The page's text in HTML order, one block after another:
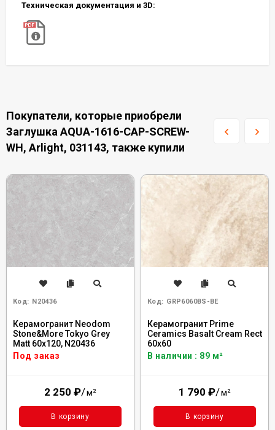
Техническая документация и 3D:
Покупатели, которые приобрели
Заглушка AQUA-1616-CAP-SCREW-
WH, Arlight, 031143, также купили
Код: N20436
Керамогранит Neodom
Stone&More Tokyo Grey
Matt 60x120, N20436
Под заказ
2 250 ₽/м²
В корзину
Код: GRP6060BS-BE
Керамогранит Prime
Ceramics Basalt Cream Rect
60x60
В наличии : 89 м²
1 790 ₽/м²
В корзину